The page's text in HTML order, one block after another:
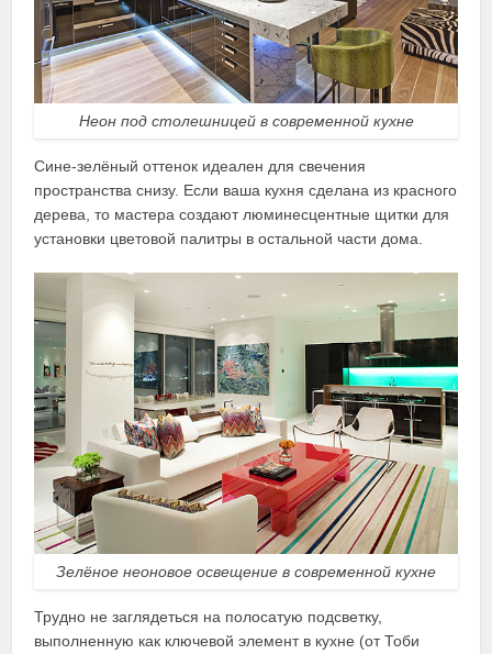
Неон под столешницей в современной кухне
Сине-зелёный оттенок идеален для свечения
пространства снизу. Если ваша кухня сделана из красного
дерева, то мастера создают люминесцентные щитки для
установки цветовой палитры в остальной части дома.
Зелёное неоновое освещение в современной кухне
Трудно не заглядеться на полосатую подсветку,
выполненную как ключевой элемент в кухне (от Тоби